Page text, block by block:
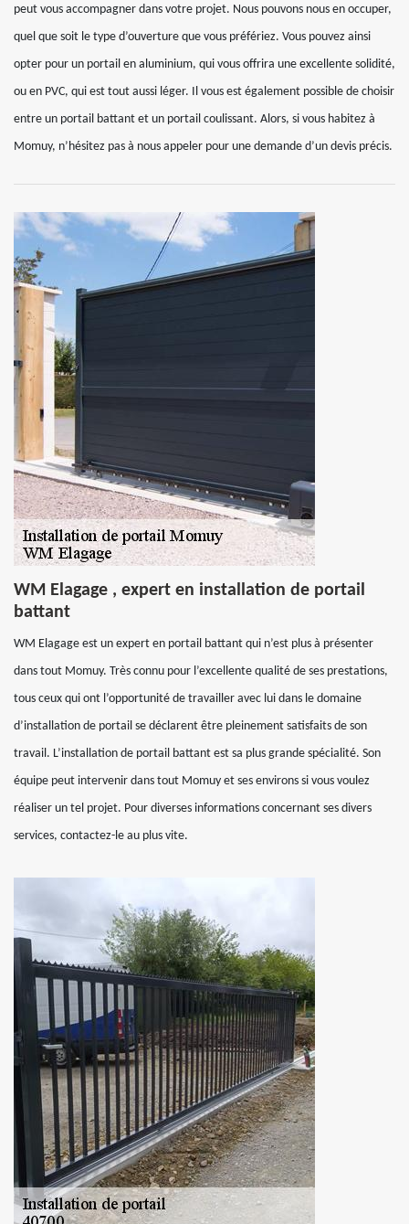
peut vous accompagner dans votre projet. Nous pouvons nous en occuper,
quel que soit le type d’ouverture que vous préfériez. Vous pouvez ainsi
opter pour un portail en aluminium, qui vous offrira une excellente solidité,
ou en PVC, qui est tout aussi léger. Il vous est également possible de choisir
entre un portail battant et un portail coulissant. Alors, si vous habitez à
Momuy, n’hésitez pas à nous appeler pour une demande d’un devis précis.
WM Elagage , expert en installation de portail
battant
WM Elagage est un expert en portail battant qui n’est plus à présenter
dans tout Momuy. Très connu pour l’excellente qualité de ses prestations,
tous ceux qui ont l’opportunité de travailler avec lui dans le domaine
d’installation de portail se déclarent être pleinement satisfaits de son
travail. L’installation de portail battant est sa plus grande spécialité. Son
équipe peut intervenir dans tout Momuy et ses environs si vous voulez
réaliser un tel projet. Pour diverses informations concernant ses divers
services, contactez-le au plus vite.